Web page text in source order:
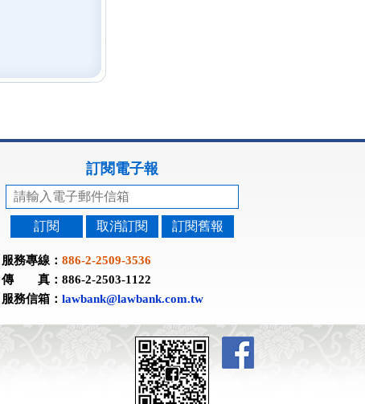
訂閱電子報
訂閱 取消訂閱 訂閱舊報
服務專線： 886-2-2509-3536
傳 真：886-2-2503-1122
服務信箱： lawbank@lawbank.com.tw